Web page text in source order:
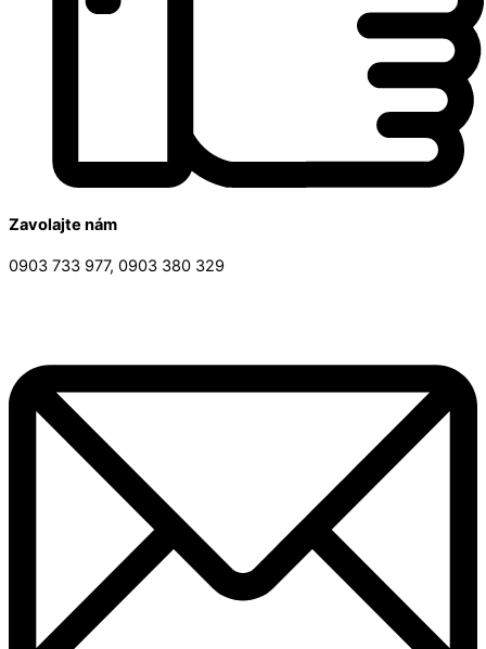
Zavolajte nám
0903 733 977, 0903 380 329